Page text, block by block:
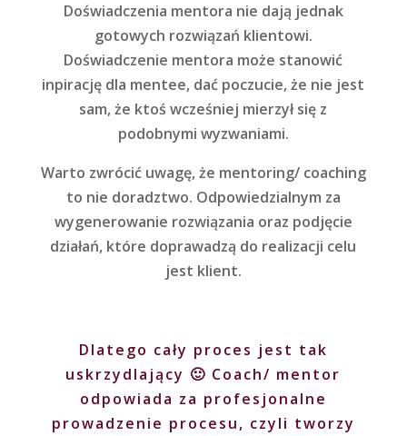
Doświadczenia mentora nie dają jednak
gotowych rozwiązań klientowi.
Doświadczenie mentora może stanowić
inpirację dla mentee, dać poczucie, że nie jest
sam, że ktoś wcześniej mierzył się z
podobnymi wyzwaniami.
Warto zwrócić uwagę, że mentoring/ coaching
to nie doradztwo. Odpowiedzialnym za
wygenerowanie rozwiązania oraz podjęcie
działań, które doprawadzą do realizacji celu
jest klient.
Dlatego cały proces jest tak
uskrzydlający 🙂 Coach/ mentor
odpowiada za profesjonalne
prowadzenie procesu, czyli tworzy